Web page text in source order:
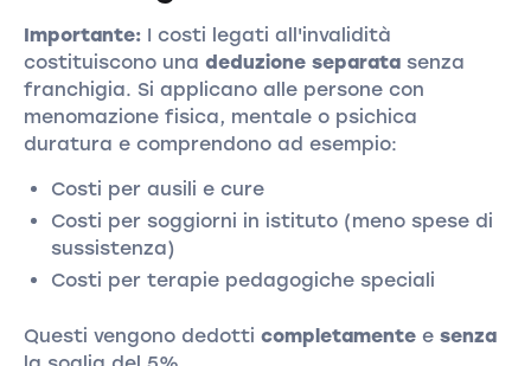
Importante:I costi legati all'invalidità
costituiscono una deduzione separatasenza
franchigia. Si applicano alle persone con
menomazione fisica, mentale o psichica
duratura e comprendono ad esempio:
Costi per ausili e cure
Costi per soggiorni in istituto (meno spese di
sussistenza)
Costi per terapie pedagogiche speciali
Questi vengono dedotti completamentee senza